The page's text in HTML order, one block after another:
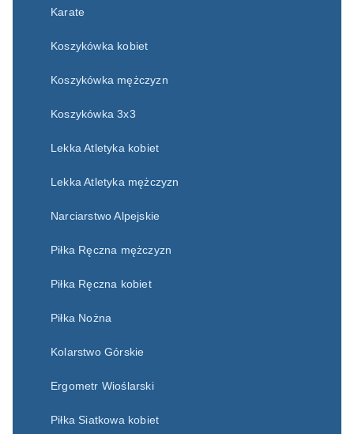
Karate
Koszykówka kobiet
Koszykówka mężczyzn
Koszykówka 3x3
Lekka Atletyka kobiet
Lekka Atletyka mężczyzn
Narciarstwo Alpejskie
Piłka Ręczna mężczyzn
Piłka Ręczna kobiet
Piłka Nożna
Kolarstwo Górskie
Ergometr Wioślarski
Piłka Siatkowa kobiet